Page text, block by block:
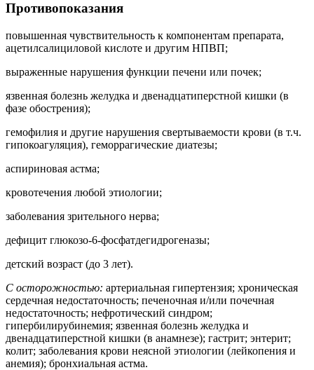
Противопоказания
повышенная чувствительность к компонентам препарата,
ацетилсалициловой кислоте и другим НПВП;
выраженные нарушения функции печени или почек;
язвенная болезнь желудка и двенадцатиперстной кишки (в
фазе обострения);
гемофилия и другие нарушения свертываемости крови (в т.ч.
гипокоагуляция), геморрагические диатезы;
аспириновая астма;
кровотечения любой этиологии;
заболевания зрительного нерва;
дефицит глюкозо-6-фосфатдегидрогеназы;
детский возраст (до 3 лет).
С осторожностью: артериальная гипертензия; хроническая
сердечная недостаточность; печеночная и/или почечная
недостаточность; нефротический синдром;
гипербилирубинемия; язвенная болезнь желудка и
двенадцатиперстной кишки (в анамнезе); гастрит; энтерит;
колит; заболевания крови неясной этиологии (лейкопения и
анемия); бронхиальная астма.